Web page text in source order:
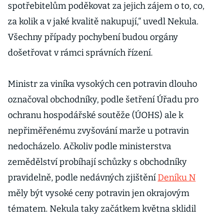
spotřebitelům poděkovat za jejich zájem o to, co,
za kolik a v jaké kvalitě nakupují,“ uvedl Nekula.
Všechny případy pochybení budou orgány
došetřovat v rámci správních řízení.
Ministr za viníka vysokých cen potravin dlouho
označoval obchodníky, podle šetření Úřadu pro
ochranu hospodářské soutěže (ÚOHS) ale k
nepřiměřenému zvyšování marže u potravin
nedocházelo. Ačkoliv podle ministerstva
zemědělství probíhají schůzky s obchodníky
pravidelně, podle nedávných zjištění Deníku N
měly být vysoké ceny potravin jen okrajovým
tématem. Nekula taky začátkem května sklidil